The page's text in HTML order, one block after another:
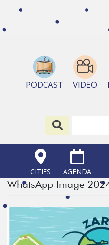
PODCAST VIDEO
CITIES AGENDA
WhatsApp Image